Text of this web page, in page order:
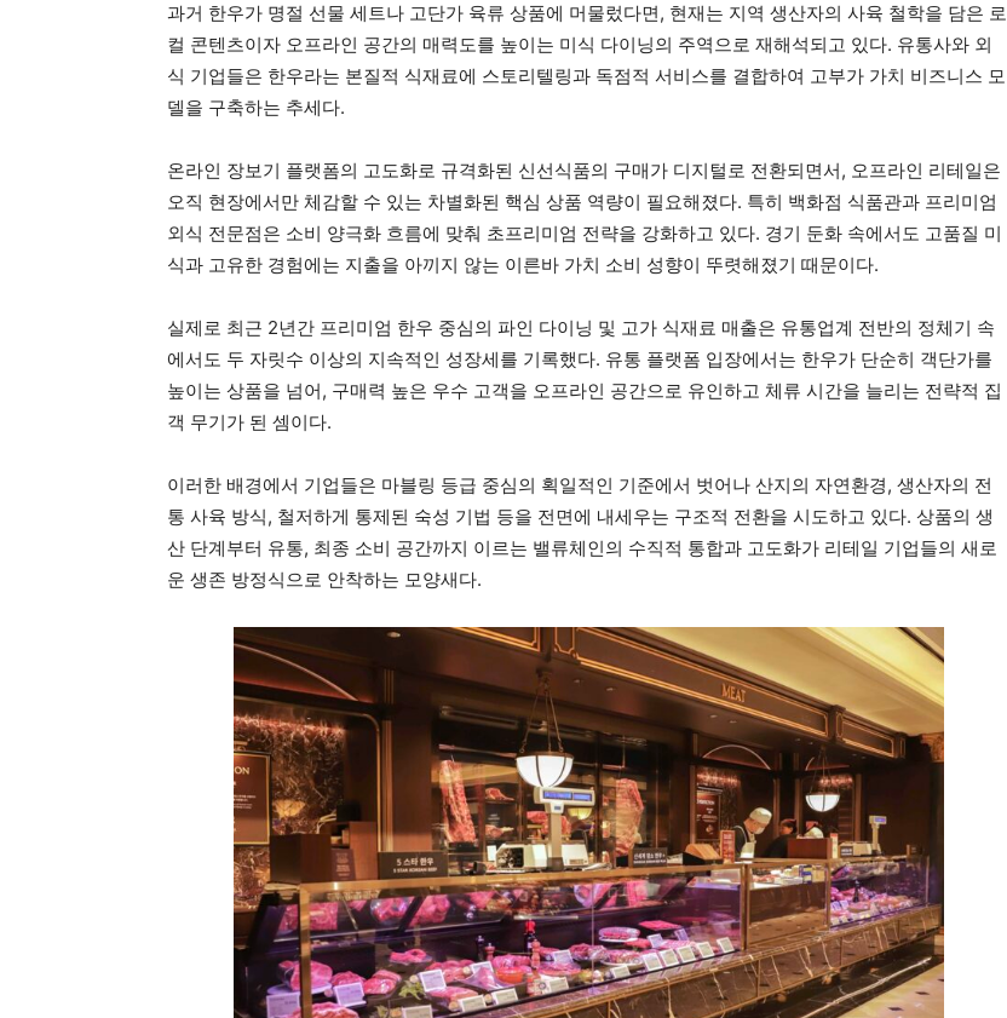
과거 한우가 명절 선물 세트나 고단가 육류 상품에 머물렀다면, 현재는 지역 생산자의 사육 철학을 담은 로
컬 콘텐츠이자 오프라인 공간의 매력도를 높이는 미식 다이닝의 주역으로 재해석되고 있다. 유통사와 외
식 기업들은 한우라는 본질적 식재료에 스토리텔링과 독점적 서비스를 결합하여 고부가 가치 비즈니스 모
델을 구축하는 추세다.
온라인 장보기 플랫폼의 고도화로 규격화된 신선식품의 구매가 디지털로 전환되면서, 오프라인 리테일은
오직 현장에서만 체감할 수 있는 차별화된 핵심 상품 역량이 필요해졌다. 특히 백화점 식품관과 프리미엄
외식 전문점은 소비 양극화 흐름에 맞춰 초프리미엄 전략을 강화하고 있다. 경기 둔화 속에서도 고품질 미
식과 고유한 경험에는 지출을 아끼지 않는 이른바 가치 소비 성향이 뚜렷해졌기 때문이다.
실제로 최근 2년간 프리미엄 한우 중심의 파인 다이닝 및 고가 식재료 매출은 유통업계 전반의 정체기 속
에서도 두 자릿수 이상의 지속적인 성장세를 기록했다. 유통 플랫폼 입장에서는 한우가 단순히 객단가를
높이는 상품을 넘어, 구매력 높은 우수 고객을 오프라인 공간으로 유인하고 체류 시간을 늘리는 전략적 집
객 무기가 된 셈이다.
이러한 배경에서 기업들은 마블링 등급 중심의 획일적인 기준에서 벗어나 산지의 자연환경, 생산자의 전
통 사육 방식, 철저하게 통제된 숙성 기법 등을 전면에 내세우는 구조적 전환을 시도하고 있다. 상품의 생
산 단계부터 유통, 최종 소비 공간까지 이르는 밸류체인의 수직적 통합과 고도화가 리테일 기업들의 새로
운 생존 방정식으로 안착하는 모양새다.